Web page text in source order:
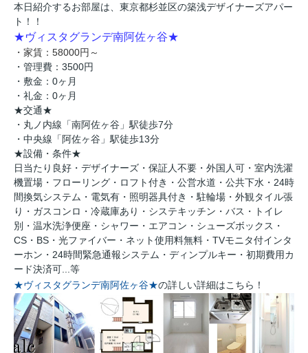
本日紹介するお部屋は、東京都杉並区の築浅デザイナーズアパー
ト！
！
★ヴィスタグランデ南阿佐ヶ谷★
・家賃：58000円～
・管理費：3500円
・敷金：0ヶ月
・礼金：0ヶ月
★交通★
・丸ノ内線「南阿佐ヶ谷」駅徒歩7分
・中央線「阿佐ヶ谷」駅徒歩13分
★設備・条件★
日当たり良好・デザイナーズ・保証人不要・外国人可・室内洗濯
機置場・フローリング・ロフト付き・公営水道・公共下水・24時
間換気システム・電気有・照明器具付き・駐輪場・外観タイル張
り・ガスコンロ・冷蔵庫あり・システキッチン・バス・トイレ
別・温水洗浄便座・シャワー・エアコン・シューズボックス・
CS・BS・光ファイバー・ネット使用料無料・TVモニタ付インタ
ーホン・24時間緊急通報システム・ディンプルキー・初期費用カ
ード決済可...等
★ヴィスタグランデ南阿佐ヶ谷★の詳しい詳細はこちら！